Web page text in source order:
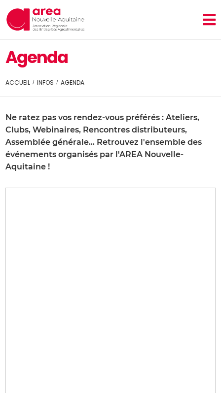
Agenda
ACCUEIL INFOS AGENDA
Ne ratez pas vos rendez-vous préférés : Ateliers,
Clubs, Webinaires, Rencontres distributeurs,
Assemblée générale… Retrouvez l'ensemble des
événements organisés par l'AREA Nouvelle-
Aquitaine !